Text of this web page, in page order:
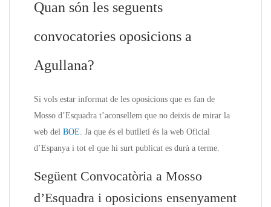
Quan són les seguents
convocatories oposicions a
Agullana?
Si vols estar informat de les oposicions que es fan de
Mosso d’Esquadra t’aconsellem que no deixis de mirar la
web del BOE. Ja que és el butlletí és la web Oficial
d’Espanya i tot el que hi surt publicat es durà a terme.
Següent Convocatòria a Mosso
d’Esquadra i oposicions ensenyament